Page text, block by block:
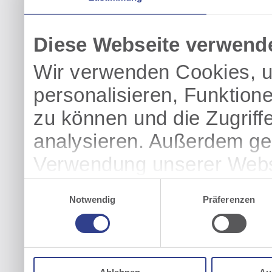
Diese Webseite
Wir verwenden Cookies,
personalisieren,
zu können und die
analysieren. Außerdem
Verwendung unserer
Partner führen diese
weiteren Daten
haben oder die sie im
Notwendig
Präferenzen